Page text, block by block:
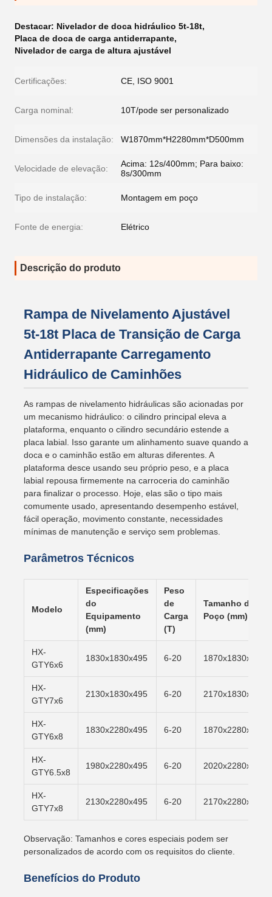
Destacar: Nivelador de doca hidráulico 5t-18t,
Placa de doca de carga antiderrapante,
Nivelador de carga de altura ajustável
Certificações: CE, ISO 9001
Carga nominal: 10T/pode ser personalizado
Dimensões da instalação: W1870mm*H2280mm*D500mm
Velocidade de elevação:
Acima: 12s/400mm; Para baixo:
8s/300mm
Tipo de instalação: Montagem em poço
Fonte de energia: Elétrico
Descrição do produto
Rampa de Nivelamento Ajustável
5t-18t Placa de Transição de Carga
Antiderrapante Carregamento
Hidráulico de Caminhões
As rampas de nivelamento hidráulicas são acionadas por
um mecanismo hidráulico: o cilindro principal eleva a
plataforma, enquanto o cilindro secundário estende a
placa labial. Isso garante um alinhamento suave quando a
doca e o caminhão estão em alturas diferentes. A
plataforma desce usando seu próprio peso, e a placa
labial repousa firmemente na carroceria do caminhão
para finalizar o processo. Hoje, elas são o tipo mais
comumente usado, apresentando desempenho estável,
fácil operação, movimento constante, necessidades
mínimas de manutenção e serviço sem problemas.
Parâmetros Técnicos
Modelo
Especificações
do
Equipamento
(mm)
Peso
de
Carga
(T)
Tamanho do
Poço (mm)
HX-
GTY6x6
1830x1830x495 6-20 1870x1830x500
HX-
GTY7x6
2130x1830x495 6-20 2170x1830x500
HX-
GTY6x8
1830x2280x495 6-20 1870x2280x500
HX-
GTY6.5x8
1980x2280x495 6-20 2020x2280x500
HX-
GTY7x8
2130x2280x495 6-20 2170x2280x500
Observação: Tamanhos e cores especiais podem ser
personalizados de acordo com os requisitos do cliente.
Benefícios do Produto